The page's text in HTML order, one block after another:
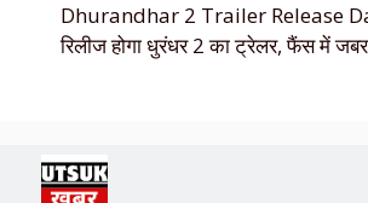
Dhurandhar 2 Trailer Release
रिलीज होगा धुरंधर 2 का ट्रेलर, फैंस में